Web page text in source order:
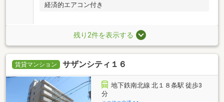
経済的エアコン付き
残り2件を表示する
賃貸マンション サザンシティ１６
地下鉄南北線 北１８条駅 徒歩3
分